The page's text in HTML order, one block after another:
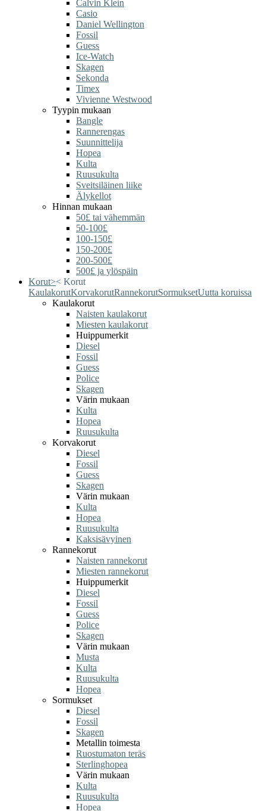
Calvin Klein
Casio
Daniel Wellington
Fossil
Guess
Ice-Watch
Skagen
Sekonda
Timex
Vivienne Westwood
Tyypin mukaan
Bangle
Rannerengas
Suunnittelija
Hopea
Kulta
Ruusukulta
Sveitsiläinen liike
Älykellot
Hinnan mukaan
50£ tai vähemmän
50-100£
100-150£
150-200£
200-500£
500£ ja ylöspäin
Korut>< Korut
KaulakorutKorvakorutRannekorutSormuksetUutta koruissa
Kaulakorut
Naisten kaulakorut
Miesten kaulakorut
Huippumerkit
Diesel
Fossil
Guess
Police
Skagen
Värin mukaan
Kulta
Hopea
Ruusukulta
Korvakorut
Diesel
Fossil
Guess
Skagen
Värin mukaan
Kulta
Hopea
Ruusukulta
Kaksisävyinen
Rannekorut
Naisten rannekorut
Miesten rannekorut
Huippumerkit
Diesel
Fossil
Guess
Police
Skagen
Värin mukaan
Musta
Kulta
Ruusukulta
Hopea
Sormukset
Diesel
Fossil
Skagen
Metallin toimesta
Ruostumaton teräs
Sterlinghopea
Värin mukaan
Kulta
Ruusukulta
Hopea